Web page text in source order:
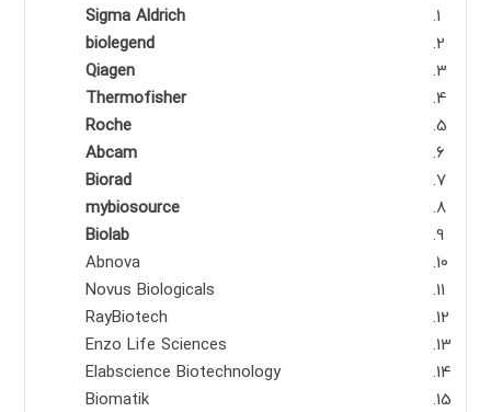
Sigma Aldrich
biolegend
Qiagen
Thermofisher
Roche
Abcam
Biorad
mybiosource
Biolab
Abnova
Novus Biologicals
RayBiotech
Enzo Life Sciences
Elabscience Biotechnology
Biomatik